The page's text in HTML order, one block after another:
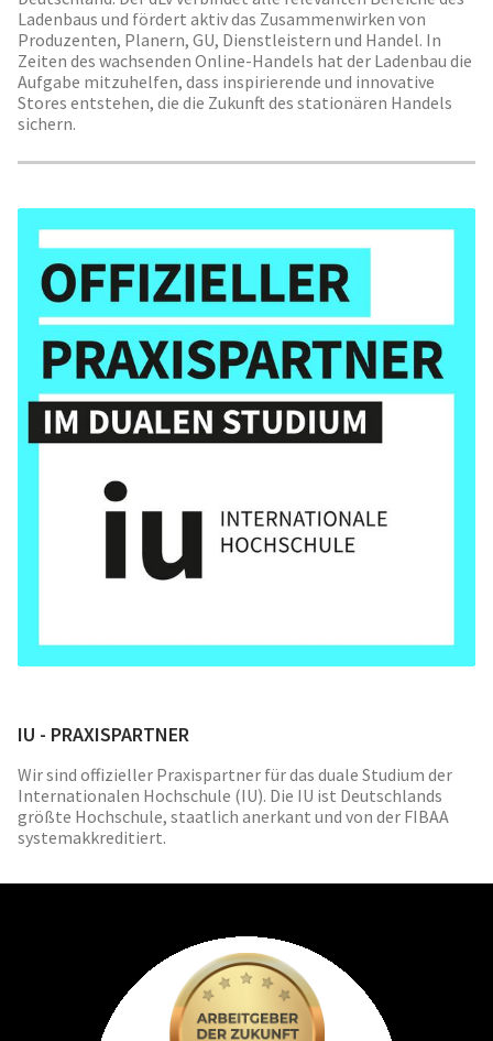
Ladenbaus und fördert aktiv das Zusammenwirken von
Produzenten, Planern, GU, Dienstleistern und Handel. In
Zeiten des wachsenden Online-Handels hat der Ladenbau die
Aufgabe mitzuhelfen, dass inspirierende und innovative
Stores entstehen, die die Zukunft des stationären Handels
sichern.
IU - PRAXISPARTNER
Wir sind offizieller Praxispartner für das duale Studium der
Internationalen Hochschule (IU). Die IU ist Deutschlands
größte Hochschule, staatlich anerkant und von der FIBAA
systemakkreditiert.